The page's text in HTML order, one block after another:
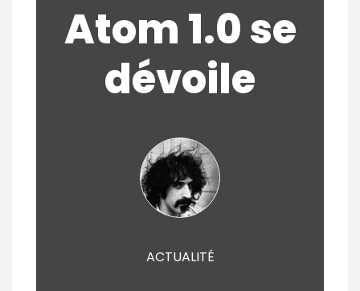
Atom 1.0 se
dévoile
ACTUALITÉ